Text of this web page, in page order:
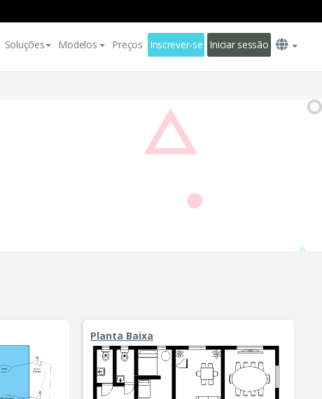
Soluções Modelos Preços Inscrever-se Iniciar sessão
Planta Baixa